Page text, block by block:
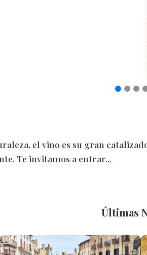
el vino es su gran
Te invitamos a entrar...
Últimas